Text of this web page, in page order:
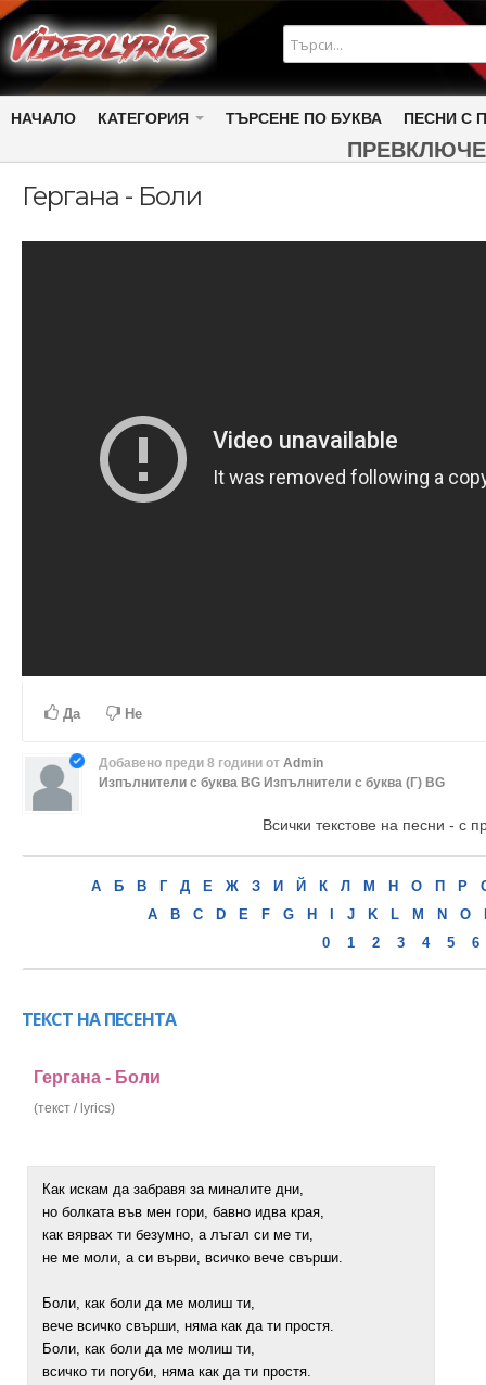
НАЧАЛО КАТЕГОРИЯ ТЪРСЕНЕ ПО БУКВА ПЕСНИ С
Гергана - Боли
Да Не
Добавено преди 8 години отAdmin
Изпълнители с буква BG Изпълнители с буква (Г) BG
Всички текстове на песни - с
А Б В Г Д Е Ж З И Й К Л М Н О П Р
A
B C D E F G H J K L M N O
0
1 2 3 4 5 6
ТЕКСТ НА ПЕСЕНТА
Гергана - Боли
(текст / lyrics)
Как искам да забравя за миналите дни,
но болката във мен гори, бавно идва края,
как вярвах ти безумно, а лъгал си ме ти,
не ме моли, а си върви, всичко вече свърши.
Боли, как боли да ме молиш ти,
вече всичко свърши, няма как да ти простя.
Боли, как боли да ме молиш ти,
всичко ти погуби, няма как да ти простя.